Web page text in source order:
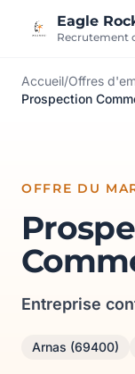
Eagle
Recrutement
Accueil/Offres
Prospection
OFFRE DU
Entreprise
Arnas (69400)